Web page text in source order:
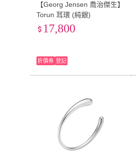
【Georg Jensen 喬治傑生】
Torun 耳環 (純銀)
17,800
折價券 登記